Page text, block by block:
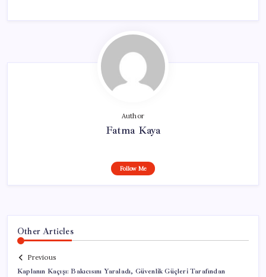
Author
Fatma Kaya
Follow Me
Other Articles
Previous
Kaplanın Kaçışı: Bakıcısını Yaraladı, Güvenlik Güçleri Tarafından